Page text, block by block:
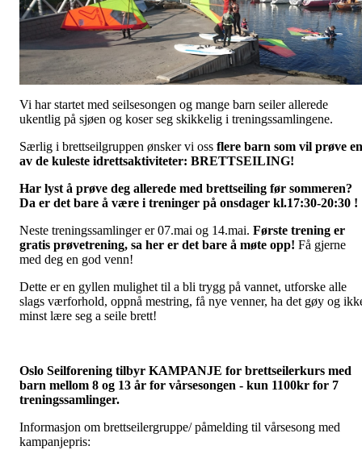
Vi har startet med seilsesongen og mange barn seiler allerede
ukentlig på sjøen og koser seg skikkelig i treningssamlingene.
Særlig i brettseilgruppen ønsker vi oss flere barn som vil prøve en
av de kuleste idrettsaktiviteter: BRETTSEILING!
Har lyst å prøve deg allerede med brettseiling før sommeren?
Da er det bare å være i treninger på onsdager kl.17:30-20:30 !
Neste treningssamlinger er 07.mai og 14.mai. Første trening er
gratis prøvetrening, sa her er det bare å møte opp! Få gjerne
med deg en god venn!
Dette er en gyllen mulighet til a bli trygg på vannet, utforske alle
slags værforhold, oppnå mestring, få nye venner, ha det gøy og
minst lære seg a seile brett!
Oslo Seilforening tilbyr KAMPANJE for brettseilerkurs med
barn mellom 8 og 13 år for vårsesongen - kun 1100kr for 7
treningssamlinger.
Informasjon om brettseilergruppe/ påmelding til vårsesong med
kampanjepris: